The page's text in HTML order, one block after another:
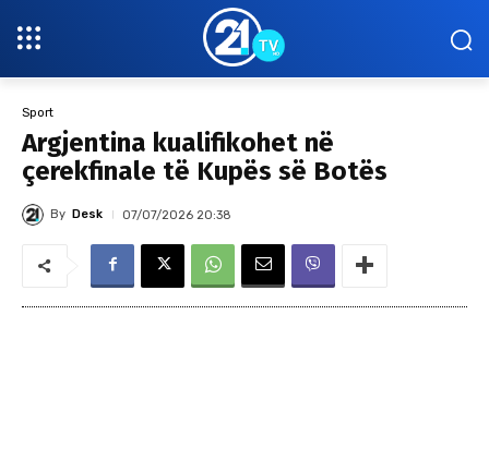
Sport
Argjentina kualifikohet në
çerekfinale të Kupës së Botës
By Desk 07/07/2026 20:38